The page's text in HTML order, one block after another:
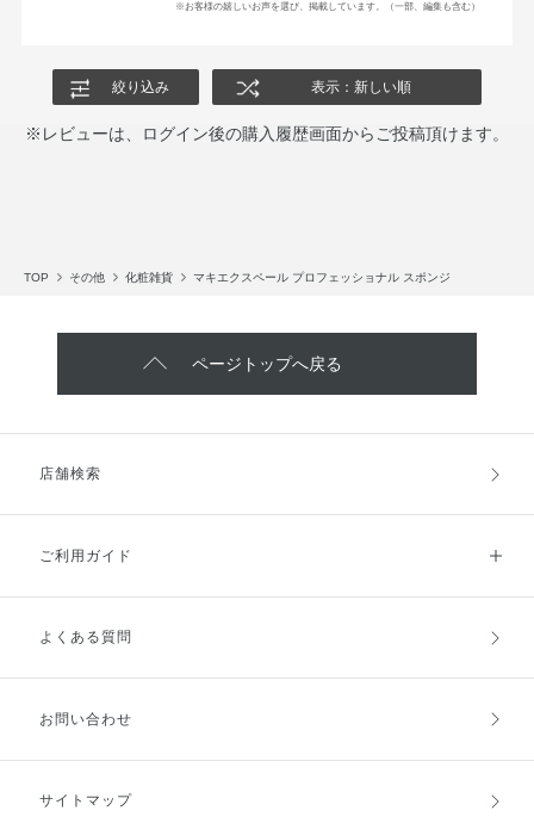
※お客様の嬉しいお声を選び、掲載しています。（一部、編集も含む）
絞り込み 表示：新しい順
※レビューは、ログイン後の購入履歴画面からご投稿頂けます。
TOP その他 化粧雑貨 マキエクスペール プロフェッショナル スポンジ
ページトップへ戻る
店舗検索
ご利用ガイド
ご利用ガイドトップ
お支払方法
キャンセル・返品・交換
よくある質問
お問い合わせ
サイトマップ